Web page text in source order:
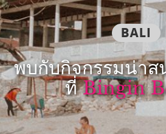
BALI
พบกับกิจกรรมน่าส
ที่Bingin
เดิน
ทาง
ปลาย
ทาง
แรง
บันดาล
ใจ
ใน
การ